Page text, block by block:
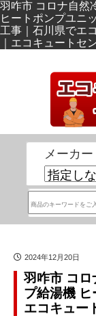
羽咋市 コロナ自然
ヒートポンプユニ
工事｜石川県でエ
｜エコキュートセ
メーカー
2024年12月20日
羽咋市 コロ
プ給湯機
エコキュー